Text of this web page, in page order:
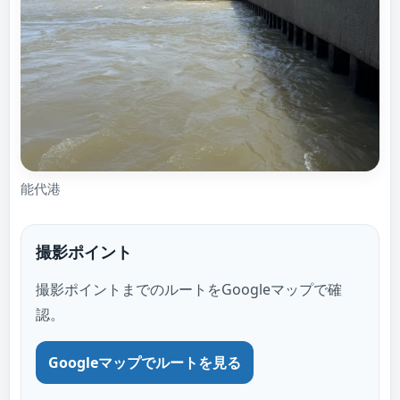
能代港
撮影ポイント
撮影ポイントまでのルートをGoogleマップで確
認。
Googleマップでルートを見る